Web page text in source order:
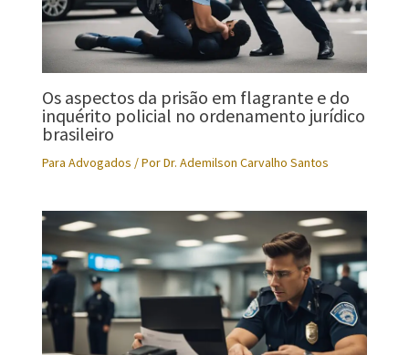
Os aspectos da prisão em flagrante e do
inquérito policial no ordenamento jurídico
brasileiro
Para Advogados / PorDr. Ademilson Carvalho Santos